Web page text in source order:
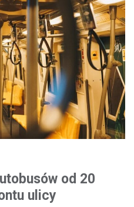
od 20
ulicy